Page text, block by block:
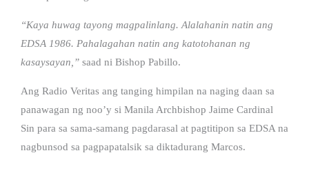
“Kaya huwag tayong magpalinlang. Alalahanin natin ang
EDSA 1986. Pahalagahan natin ang katotohanan ng
kasaysayan,” saad ni Bishop Pabillo.
Ang Radio Veritas ang tanging himpilan na naging daan sa
panawagan ng noo’y si Manila Archbishop Jaime Cardinal
Sin para sa sama-samang pagdarasal at pagtitipon sa EDSA na
nagbunsod sa pagpapatalsik sa diktadurang Marcos.